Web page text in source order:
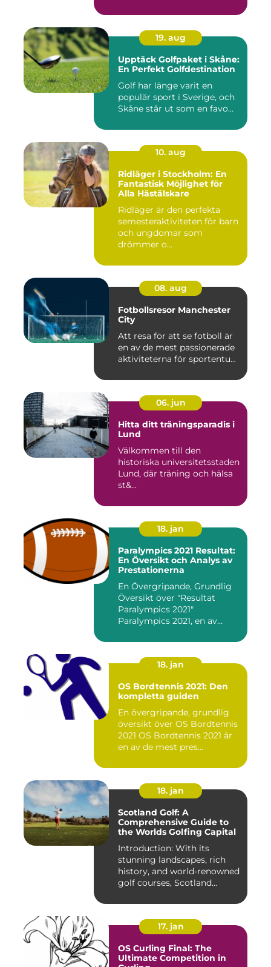
19. aug
Upptäck Golfpaket i Skåne:
En Perfekt Golfdestination
Golf har länge varit en
populär sport i Sverige, och
Skåne står ut som en favo...
10. aug
Ridläger i Stockholm: En
Fantastisk Möjlighet för
Alla Hästälskare
Ridläger är den perfekta
semesteraktiviteten för barn
och ungdomar som
drömmer o...
08. aug
Fotbollsresor Manchester
City
Att resa för att se fotboll är
en av de mest passionerade
aktiviteterna för sportentu...
06. jun
Hitta ditt träningsparadis i
Lund
Välkommen till den
historiska universitetsstaden
Lund, där träning och hälsa
st&...
18. jan
Paralympics 2021 Resultat:
En Översikt och Analys av
Prestationerna
En Övergripande, Grundlig
Översikt över "Resultat
Paralympics 2021"
Paralympics 2021, en av
18. jan
OS Bordtennis 2021: Den
kompletta guiden
En övergripande, grundlig
översikt över OS Bordtennis
2021 OS Bordtennis 2021 är
en av de mest pres...
18. jan
Scotland Golf: A
Comprehensive Guide to
the Worlds Golfing Capital
Introduction: With its
stunning landscapes, rich
history, and world-renowned
golf courses, Scotland...
17. jan
OS Curling Final: The
Ultimate Competition in